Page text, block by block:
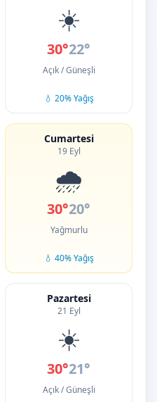
☀️
30°22°
Açık / Güneşli
💧 20% Yağış
Cumartesi
19 Eyl
🌧️
30°20°
Yağmurlu
💧 40% Yağış
Pazartesi
21 Eyl
☀️
30°21°
Açık / Güneşli